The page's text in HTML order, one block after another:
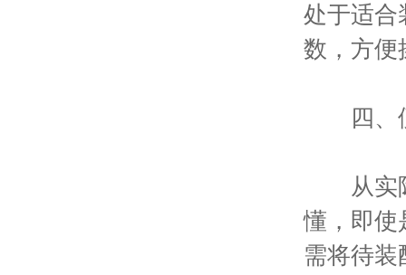
处于适合
数，方便
四、便
从实际
懂，即使
需将待